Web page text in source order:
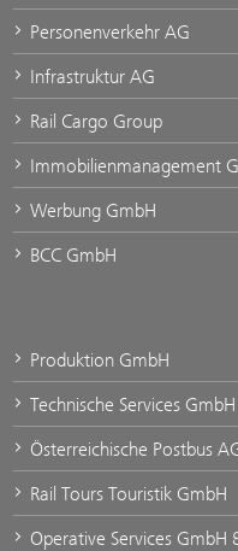
Personenverkehr AG
Infrastruktur AG
Rail Cargo Group
Immobilienmanagement
Werbung GmbH
BCC GmbH
Produktion GmbH
Technische Services GmbH
Österreichische Postbus
Rail Tours Touristik GmbH
Operative Services GmbH